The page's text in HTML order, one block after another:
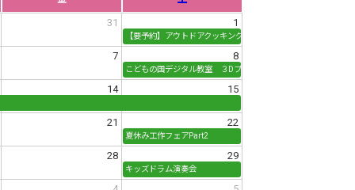
31
1
【要予約】アウトドアクッキング！カートンドック作ろう！
7 8
こどもの国デジタル教室 ３Dプリンター工作
14 15
21 22
夏休み工作フェアPart2
28 29
ベビーと一緒にママのからだケア」キッズドラム演奏会